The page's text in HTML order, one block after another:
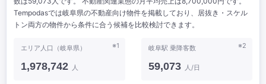
Tempodasでは岐阜県の不動産向け物件を掲載しており、居抜き・スケル
トン両方の物件から条件に合う候補を比較検討できます。
※1
エリア人口（岐阜県）
1,978,742 人
※2
岐阜駅 乗降客数
59,073 人/日